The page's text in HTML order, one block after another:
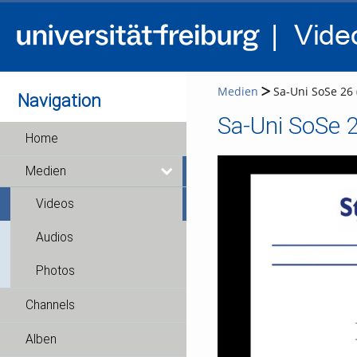
Navigation
Home
Medien
Videos
Audios
Photos
Channels
Alben
Medien Sa-Uni SoSe 26
Sa-Uni SoSe